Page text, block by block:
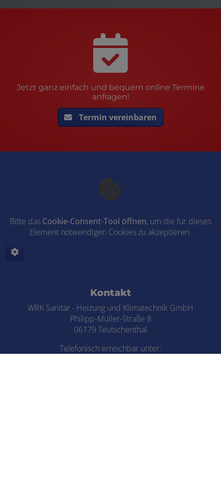
Jetzt ganz einfach und bequem online Termine
anfragen!
Termin vereinbaren
Bitte das Cookie-Consent-Tool öffnen, um die für dieses
Element notwendigen Cookies zu akzeptieren.
Footer - Kontaktdaten und
Kontakt
WRK Sanitär - Heizung und Klimatechnik GmbH
Philipp-Müller-Straße 8
06179 Teutschenthal
Telefonisch erreichbar unter: